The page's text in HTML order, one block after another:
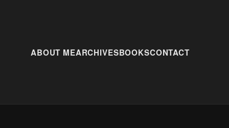
ABOUT MEARCHIVESBOOKSCONTACT